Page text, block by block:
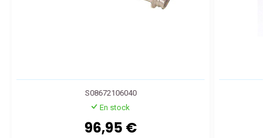
S08672106040
En stock
96,95 €